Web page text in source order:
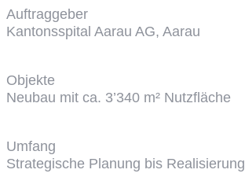
Auftraggeber
Kantonsspital Aarau AG, Aarau
Objekte
Neubau mit ca. 3’340 m² Nutzfläche
Umfang
Strategische Planung bis Realisierung